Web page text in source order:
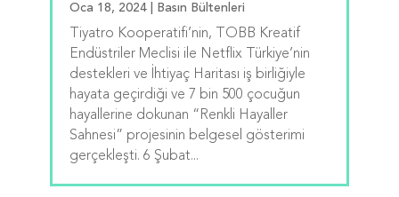
Oca 18, 2024 Basın Bültenleri
Tiyatro Kooperatifi’nin, TOBB Kreatif
Endüstriler Meclisi ile Netflix Türkiye’nin
destekleri ve İhtiyaç Haritası iş birliğiyle
hayata geçirdiği ve 7 bin 500 çocuğun
hayallerine dokunan “Renkli Hayaller
Sahnesi” projesinin belgesel gösterimi
gerçekleşti. 6 Şubat...